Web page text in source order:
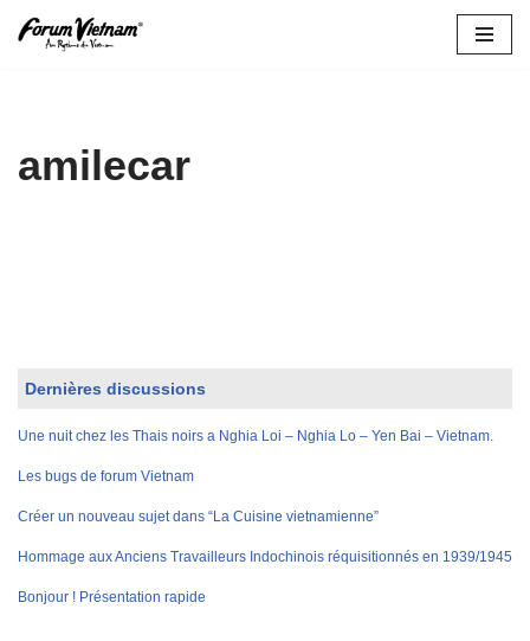
amilecar
Dernières discussions
Une nuit chez les Thais noirs a Nghia Loi – Nghia Lo – Yen Bai – Vietnam.
Les bugs de forum Vietnam
Créer un nouveau sujet dans “La Cuisine vietnamienne”
Hommage aux Anciens Travailleurs Indochinois réquisitionnés en 1939/1945
Bonjour ! Présentation rapide